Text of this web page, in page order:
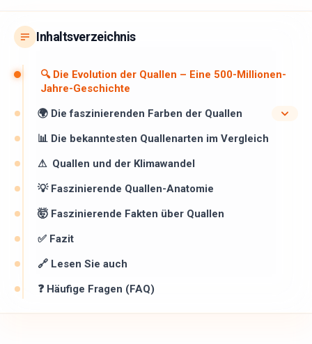
Inhaltsverzeichnis
🔍 Die Evolution der Quallen – Eine 500-Millionen-
Jahre-Geschichte
🌍 Die faszinierenden Farben der Quallen
📊 Die bekanntesten Quallenarten im Vergleich
⚠ ️ Quallen und der Klimawandel
💡 Faszinierende Quallen-Anatomie
🤯 Faszinierende Fakten über Quallen
✅ Fazit
🔗 Lesen Sie auch
❓ Häufige Fragen (FAQ)